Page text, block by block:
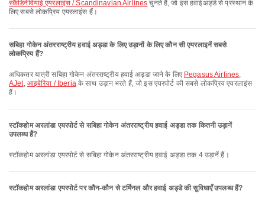
स्कैंडिनेवियाई एयरलाइंस / Scandinavian Airlines चुनते हैं, जो इस हवाईअड्डे से प्रस्थान के
लिए सबसे लोकप्रिय एयरलाइंस हैं।
सबिहा गोकेन अंतरराष्ट्रीय हवाई अड्डा के लिए उड़ानों के लिए कौन सी एयरलाइनें सबसे
लोकप्रिय हैं?
अधिकतर यात्री सबिहा गोकेन अंतरराष्ट्रीय हवाई अड्डा जाने के लिए Pegasus Airlines,
AJet, आइबेरिया / Iberiaके साथ उड़ान भरते हैं, जो इस एयरपोर्ट की सबसे लोकप्रिय एयरलाइंस
हैं।
स्टॉकहोम अरलांडा एयरपोर्ट से सबिहा गोकेन अंतरराष्ट्रीय हवाई अड्डा तक कितनी उड़ानें
उपलब्ध हैं?
स्टॉकहोम अरलांडा एयरपोर्ट से सबिहा गोकेन अंतरराष्ट्रीय हवाई अड्डा तक 4 उड़ानें हैं।
स्टॉकहोम अरलांडा एयरपोर्ट पर कौन-कौन से टर्मिनल और हवाई अड्डे की सुविधाएँ उपलब्ध हैं?